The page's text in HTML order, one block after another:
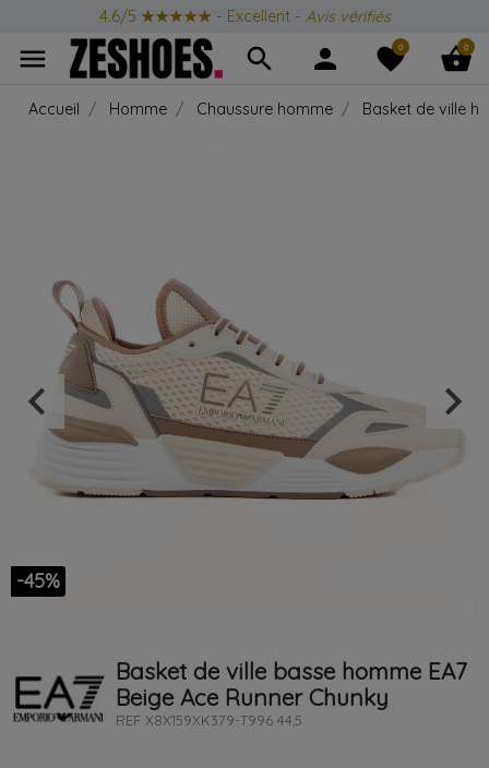
4.6/5 ★★★★★ - Excellent - Avis vérifiés
menu search person favorite
0 shopping_basket
0
Accueil Homme Chaussure homme Basket de ville
-45%
Précédent
keyboard_arrow_left keyboard_arrow_right
Basket de ville basse homme EA7
Beige Ace Runner Chunky
REF X8X159XK379-T996 44,5